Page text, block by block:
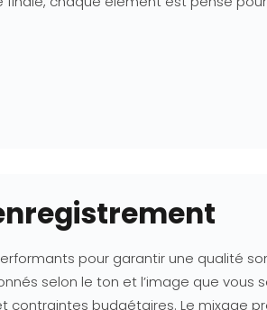
pour garantir une qualité
selon le ton et l’image que vous
contraintes budgétaires. Le mixage